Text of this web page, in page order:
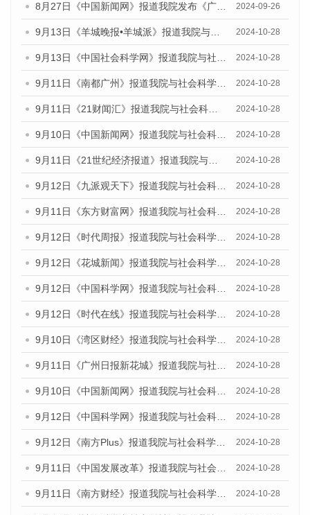
8月27日《中国新闻网》报道我院发布《广州蓝皮书：广州创新型城市发展报告（2024）》的媒体文章 2024-09-26
9月13日《羊城晚报•羊城派》报道我院与社会科学文献出版社联合发布了《广州蓝皮书：广州金融发展报告（2024）》的媒体文章 2024-10-28
9月13日《中国社会科学网》报道我院与社会科学文献出版社联合发布了《广州蓝皮书：广州金融发展报告（2024）》的媒体文章 2024-10-28
9月11日《南都广州》报道我院与社会科学文献出版社联合发布了《广州蓝皮书：广州金融发展报告（2024）》的媒体文章 2024-10-28
9月11日《21财闻汇》报道我院与社会科学文献出版社联合发布了《广州蓝皮书：广州金融发展报告（2024）》的媒体文章 2024-10-28
9月10日《中国新闻网》报道我院与社会科学文献出版社联合发布了《广州蓝皮书：广州金融发展报告（2024）》的媒体文章 2024-10-28
9月11日《21世纪经济报道》报道我院与社会科学文献出版社联合发布了《广州蓝皮书：广州金融发展报告（2024）》的媒体文章 2024-10-28
9月12日《九派观天下》报道我院与社会科学文献出版社联合发布了《广州蓝皮书：广州金融发展报告（2024）》的媒体文章 2024-10-28
9月11日《东方财富网》报道我院与社会科学文献出版社联合发布了《广州蓝皮书：广州金融发展报告（2024）》的媒体文章 2024-10-28
9月12日《时代周报》报道我院与社会科学文献出版社联合发布了《广州蓝皮书：广州金融发展报告（2024）》的媒体文章 2024-10-28
9月12日《花城新闻》报道我院与社会科学文献出版社联合发布了《广州蓝皮书：广州金融发展报告（2024）》的媒体文章 2024-10-28
9月12日《中国科学网》报道我院与社会科学文献出版社联合发布了《广州蓝皮书：广州金融发展报告（2024）》的媒体文章 2024-10-28
9月12日《时代在线》报道我院与社会科学文献出版社联合发布了《广州蓝皮书：广州金融发展报告（2024）》的媒体文章 2024-10-28
9月10日《湾区财经》报道我院与社会科学文献出版社联合发布了《广州蓝皮书：广州金融发展报告（2024）》的媒体文章 2024-10-28
9月11日《广州日报新花城》报道我院与社会科学文献出版社联合发布了《广州蓝皮书：广州金融发展报告（2024）》的媒体文章 2024-10-28
9月10日《中国新闻网》报道我院与社会科学文献出版社联合发布了《广州蓝皮书：广州金融发展报告（2024）》的媒体文章 2024-10-28
9月12日《中国科学网》报道我院与社会科学文献出版社联合发布了《广州蓝皮书：广州金融发展报告（2024）》的媒体文章 2024-10-28
9月12日《南方Plus》报道我院与社会科学文献出版社联合发布了《广州蓝皮书：广州金融发展报告（2024）》的媒体文章 2024-10-28
9月11日《中国发展改革》报道我院与社会科学文献出版社联合发布了《广州蓝皮书：广州金融发展报告（2024）》的媒体文章 2024-10-28
9月11日《南方财经》报道我院与社会科学文献出版社联合发布了《广州蓝皮书：广州金融发展报告（2024）》的媒体文章 2024-10-28